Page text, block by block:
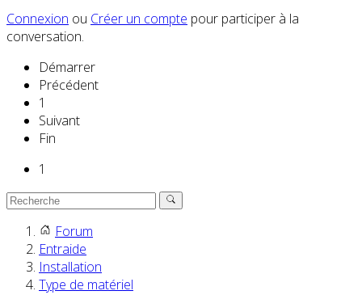
Connexion ou Créer un compte pour participer à la
conversation.
Démarrer
Précédent
1
Suivant
Fin
1
Forum
Entraide
Installation
Type de matériel